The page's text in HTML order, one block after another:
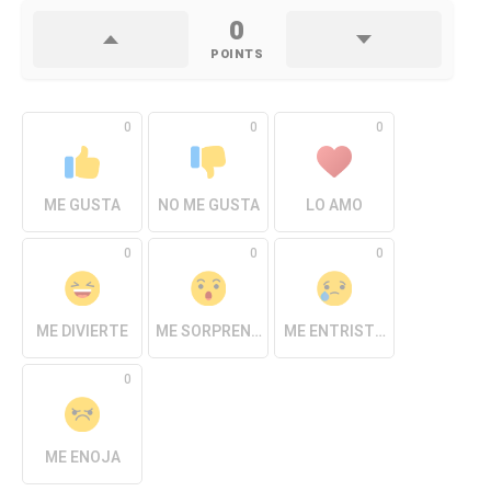
0
POINTS
0
ME GUSTA
0
NO ME GUSTA
0
LO AMO
0
ME DIVIERTE
0
ME SORPRENDE
0
ME ENTRISTECE
0
ME ENOJA